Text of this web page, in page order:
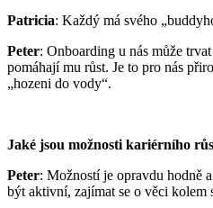
Patricia: Každý má svého
Peter: Onboarding u nás může
pomáhají mu růst. Je to pro nás
„hozeni do vody“.
Jaké jsou možnosti kariérního
Peter: Možností je opravdu hodně
být aktivní, zajímat se o věci kolem